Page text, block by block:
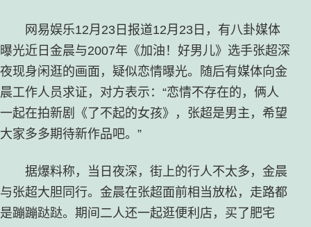
网易娱乐12月23日报道12月23日，有八卦媒体
曝光近日金晨与2007年《加油！好男儿》选手张超深
夜现身闲逛的画面，疑似恋情曝光。随后有媒体向金
晨工作人员求证，对方表示：“恋情不存在的，俩人
一起在拍新剧《了不起的女孩》，张超是男主，希望
大家多多期待新作品吧。”
据爆料称，当日夜深，街上的行人不太多，金晨
与张超大胆同行。金晨在张超面前相当放松，走路都
是蹦蹦跶跶。期间二人还一起逛便利店，买了肥宅